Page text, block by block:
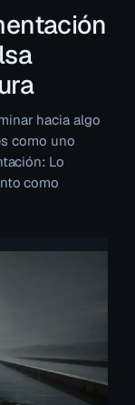
hacia algo
como uno
Lo
como